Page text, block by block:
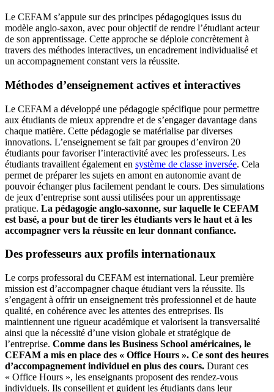
Le CEFAM s’appuie sur des principes pédagogiques issus du
modèle anglo-saxon, avec pour objectif de rendre l’étudiant acteur
de son apprentissage. Cette approche se déploie concrètement à
travers des méthodes interactives, un encadrement individualisé et
un accompagnement constant vers la réussite.
Méthodes d’enseignement actives et interactives
Le CEFAM a développé une pédagogie spécifique pour permettre
aux étudiants de mieux apprendre et de s’engager davantage dans
chaque matière. Cette pédagogie se matérialise par diverses
innovations. L’enseignement se fait par groupes d’environ 20
étudiants pour favoriser l’interactivité avec les professeurs. Les
étudiants travaillent également en système de classe inversée. Cela
permet de préparer les sujets en amont en autonomie avant de
pouvoir échanger plus facilement pendant le cours. Des simulations
de jeux d’entreprise sont aussi utilisées pour un apprentissage
pratique. La pédagogie anglo-saxonne, sur laquelle le CEFAM
est basé, a pour but de tirer les étudiants vers le haut et à les
accompagner vers la réussite en leur donnant confiance.
Des professeurs aux profils internationaux
Le corps professoral du CEFAM est international. Leur première
mission est d’accompagner chaque étudiant vers la réussite. Ils
s’engagent à offrir un enseignement très professionnel et de haute
qualité, en cohérence avec les attentes des entreprises. Ils
maintiennent une rigueur académique et valorisent la transversalité
ainsi que la nécessité d’une vision globale et stratégique de
l’entreprise. Comme dans les Business School américaines, le
CEFAM a mis en place des « Office Hours ». Ce sont des heures
d’accompagnement individuel en plus des cours. Durant ces
« Office Hours », les enseignants proposent des rendez-vous
individuels. Ils conseillent et guident les étudiants dans leur